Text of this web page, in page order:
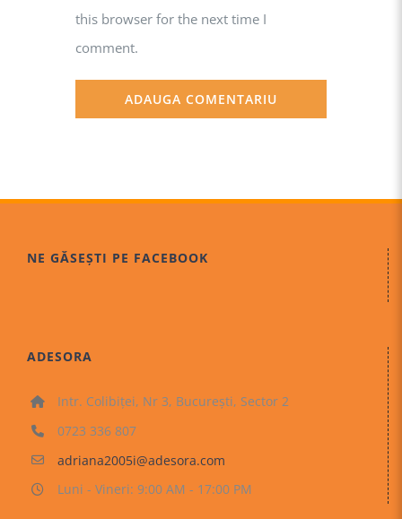
this browser for the next time I
comment.
NE GĂSEȘTI PE FACEBOOK
ADESORA
Intr. Colibiței, Nr 3, București, Sector 2
0723 336 807
adriana2005i@adesora.com
Luni - Vineri: 9:00 AM - 17:00 PM